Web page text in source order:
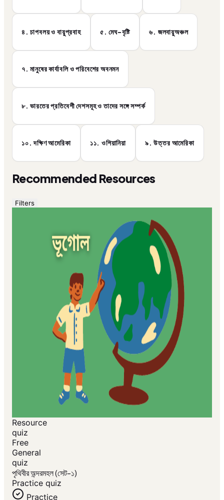
৪. চাপবলয় ও বায়ুপ্রবাহ ৫. মেঘ-বৃষ্টি ৬. জলবায়ুঅঞ্চল
৭. মানুষের কার্যাবলি ও পরিবেশের অবনমন
৮. ভারতের প্রতিবেশী দেশসমূহ ও তাদের সঙ্গে সম্পর্ক
১০. দক্ষিণ আমেরিকা ১১. ওশিয়ানিয়া ৯. উত্তর আমেরিকা
Recommended Resources
Filters
Resource
quiz
Free
General
quiz
পৃথিবীর অন্দরমহল (সেট-১)
Practice quiz
Practice